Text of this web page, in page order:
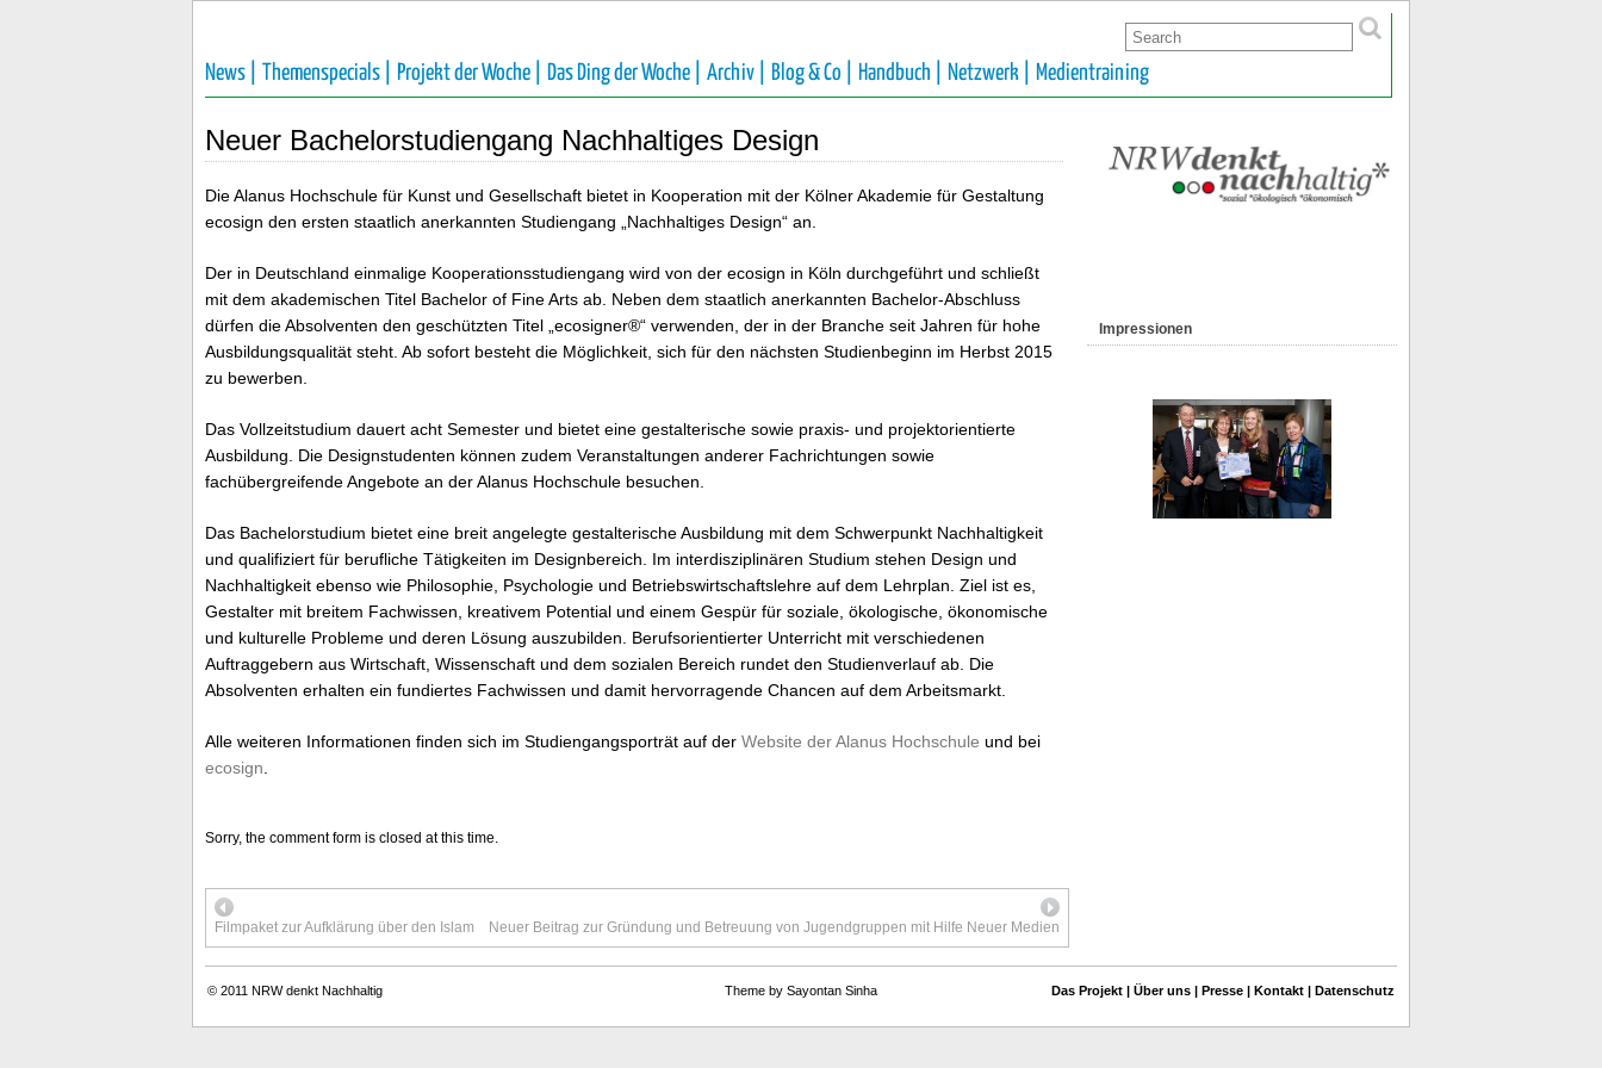
News | Themenspecials | Projekt der Woche | Das Ding der Woche | Archiv | Blog & Co | Handbuch | Netzwerk | Medientraining
Neuer Bachelorstudiengang Nachhaltiges Design
Die Alanus Hochschule für Kunst und Gesellschaft bietet in Kooperation mit der Kölner Akademie für Gestaltung
ecosign den ersten staatlich anerkannten Studiengang „Nachhaltiges Design“ an.
Der in Deutschland einmalige Kooperationsstudiengang wird von der ecosign in Köln durchgeführt und schließt
mit dem akademischen Titel Bachelor of Fine Arts ab. Neben dem staatlich anerkannten Bachelor-Abschluss
dürfen die Absolventen den geschützten Titel „ecosigner®“ verwenden, der in der Branche seit Jahren für hohe
Ausbildungsqualität steht. Ab sofort besteht die Möglichkeit, sich für den nächsten Studienbeginn im Herbst 2015
zu bewerben.
Das Vollzeitstudium dauert acht Semester und bietet eine gestalterische sowie praxis- und projektorientierte
Ausbildung. Die Designstudenten können zudem Veranstaltungen anderer Fachrichtungen sowie
fachübergreifende Angebote an der Alanus Hochschule besuchen.
Das Bachelorstudium bietet eine breit angelegte gestalterische Ausbildung mit dem Schwerpunkt Nachhaltigkeit
und qualifiziert für berufliche Tätigkeiten im Designbereich. Im interdisziplinären Studium stehen Design und
Nachhaltigkeit ebenso wie Philosophie, Psychologie und Betriebswirtschaftslehre auf dem Lehrplan. Ziel ist es,
Gestalter mit breitem Fachwissen, kreativem Potential und einem Gespür für soziale, ökologische, ökonomische
und kulturelle Probleme und deren Lösung auszubilden. Berufsorientierter Unterricht mit verschiedenen
Auftraggebern aus Wirtschaft, Wissenschaft und dem sozialen Bereich rundet den Studienverlauf ab. Die
Absolventen erhalten ein fundiertes Fachwissen und damit hervorragende Chancen auf dem Arbeitsmarkt.
Alle weiteren Informationen finden sich im Studiengangsporträt auf der Website der Alanus Hochschule und bei
ecosign
Sorry, the comment form is closed at this time.
Filmpaket zur Aufklärung über den Islam Neuer Beitrag zur Gründung und Betreuung von Jugendgruppen mit Hilfe Neuer Medien
Impressionen
© 2011 NRW denkt Nachhaltig Theme by Sayontan Sinha Das Projekt Über uns Presse Kontakt Datenschutz